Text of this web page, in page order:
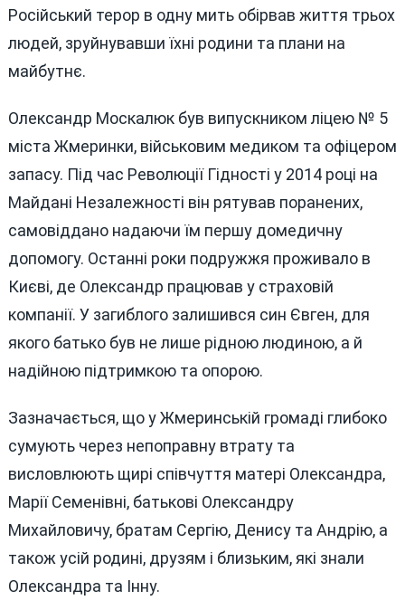
Російський терор в одну мить обірвав життя трьох
людей, зруйнувавши їхні родини та плани на
майбутнє.
Олександр Москалюк був випускником ліцею № 5
міста Жмеринки, військовим медиком та офіцером
запасу. Під час Революції Гідності у 2014 році на
Майдані Незалежності він рятував поранених,
самовіддано надаючи їм першу домедичну
допомогу. Останні роки подружжя проживало в
Києві, де Олександр працював у страховій
компанії. У загиблого залишився син Євген, для
якого батько був не лише рідною людиною, а й
надійною підтримкою та опорою.
Зазначається, що у Жмеринській громаді глибоко
сумують через непоправну втрату та
висловлюють щирі співчуття матері Олександра,
Марії Семенівні, батькові Олександру
Михайловичу, братам Сергію, Денису та Андрію, а
також усій родині, друзям і близьким, які знали
Олександра та Інну.